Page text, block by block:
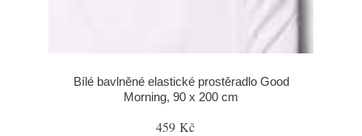
Bílé bavlněné elastické prostěradlo Good
Morning, 90 x 200 cm
459 Kč